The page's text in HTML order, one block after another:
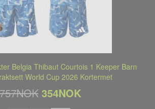
Belgia Thibaut Courtois 1 Keeper Barn
World Cup 2026 Kortermet
354NOK